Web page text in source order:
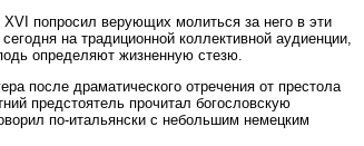
попросил верующих молиться за него в эти
сегодня на традиционной коллективной аудиенции,
определяют жизненную стезю.
после драматического отречения от престола
предстоятель прочитал богословскую
по-итальянски с небольшим немецким